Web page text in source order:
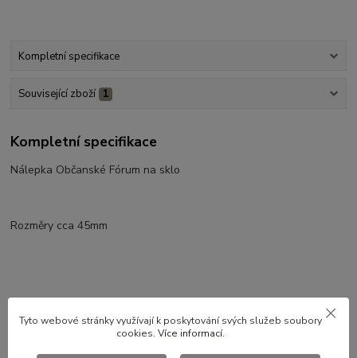
Kompletní specifikace
Související zboží 1
Kompletní specifikace
Nálepka Občanské Fórum na sklo
Rozměry cca 45mm
Dlouhodobě skladované zboží
Tyto webové stránky využívají k poskytování svých služeb soubory
cookies. Více informací.